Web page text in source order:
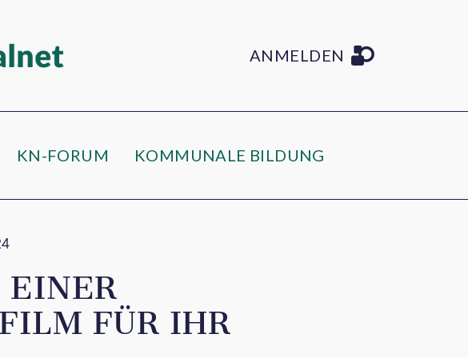
ANMELDEN
KN-FORUM KOMMUNALE BILDUNG
EINER
FÜR IHR